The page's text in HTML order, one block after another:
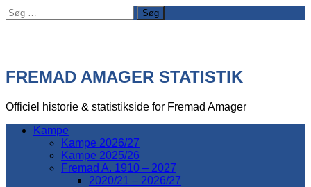
Søg
efter:
FREMAD AMAGER STATISTIK
Officiel historie & statistikside for Fremad Amager
Kampe
Kampe 2026/27
Kampe 2025/26
Fremad A. 1910 – 2027
2020/21 – 2026/27